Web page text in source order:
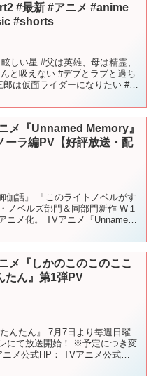
#最新 #アニメ #anime
#shorts
しい星 #父は英雄、母は精霊、
と吸えない #デブとラブと過ち
は仮面ライダーになりたい #い
メ『Unnamed Memory』
ーラ編PV【好評放送・配
伽話』 「このライトノベルがす
ノベルズ部門＆同部門新作 W１
メ化。 TVアニメ『Unnamed
メ『しかのこのこのここ
たん』第1弾PV
んたん』 7月7日より毎週日曜
にて放送開始！ ※予定につき変
メ公式HP： TVアニメ公式